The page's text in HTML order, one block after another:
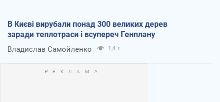
В Києві вирубали понад 300 великих дерев
заради теплотраси і всупереч Генплану
Владислав Самойленко 1,4 т.